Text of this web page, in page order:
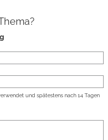
und spätestens nach 14 Tagen